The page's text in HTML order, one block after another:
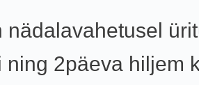
nädalavahetusel
ning 2päeva hiljem